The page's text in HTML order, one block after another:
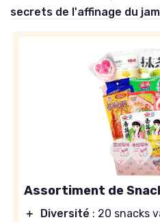
secrets de l'affinage du
Assortiment de
＋ Diversité : 20 snacks